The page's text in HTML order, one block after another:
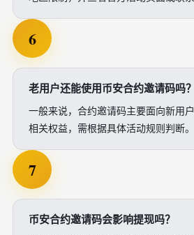
6
老用户还能使用币安合约邀请码吗？
一般来说，合约邀请码主要面向新用
相关权益，需根据具体活动规则判断。
7
币安合约邀请码会影响提现吗？